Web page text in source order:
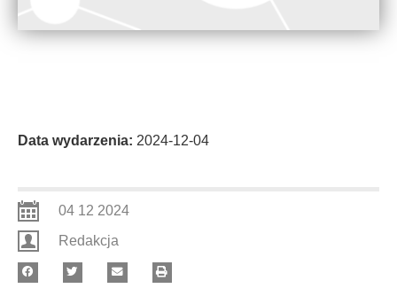
Data wydarzenia: 2024-12-04
04 12 2024
Redakcja